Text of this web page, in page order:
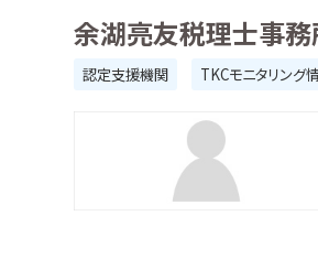
余湖亮友税理士事
認定支援機関 TKCモニタリング